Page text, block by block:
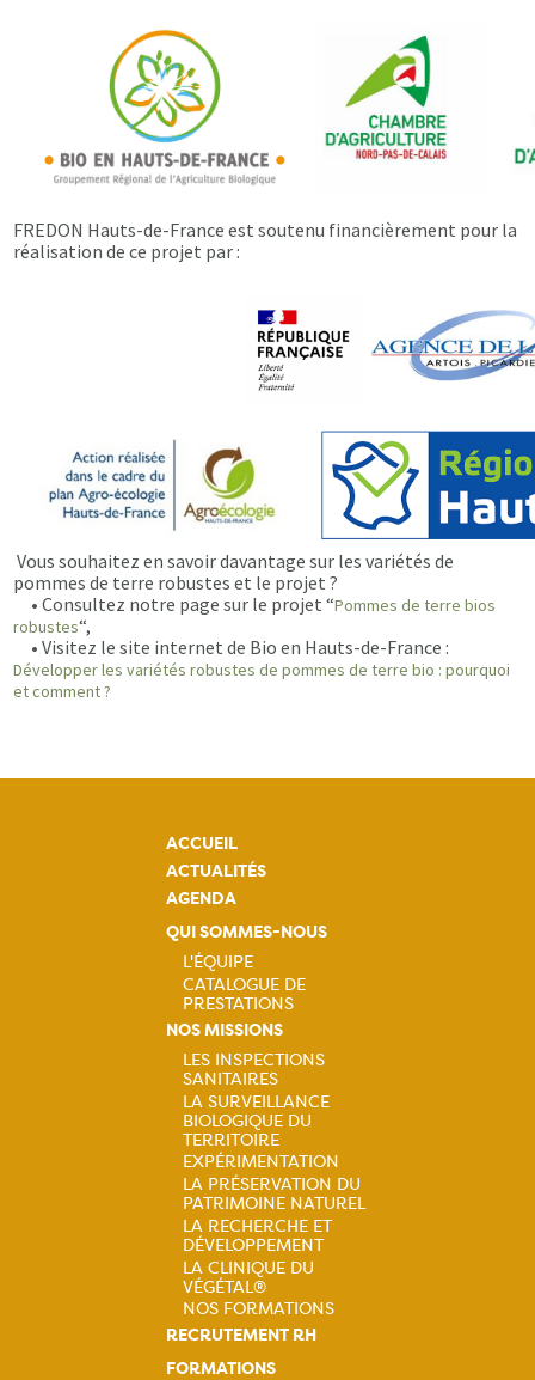
FREDON Hauts-de-France est soutenu financièrement pour la
réalisation de ce projet par :
Vous souhaitez en savoir davantage sur les variétés de
pommes de terre robustes et le projet ?
• Consultez notre page sur le projet “Pommes de terre bios
robustes“,
• Visitez le site internet de Bio en Hauts-de-France :
Développer les variétés robustes de pommes de terre bio : pourquoi
et comment ?
ACCUEIL
ACTUALITÉS
AGENDA
QUI SOMMES-NOUS
Navigation
principale
L'ÉQUIPE
CATALOGUE DE
PRESTATIONS
NOS MISSIONS
Navigation
principale
LES INSPECTIONS
SANITAIRES
LA SURVEILLANCE
BIOLOGIQUE DU
TERRITOIRE
EXPÉRIMENTATION
LA PRÉSERVATION DU
PATRIMOINE NATUREL
LA RECHERCHE ET
DÉVELOPPEMENT
LA CLINIQUE DU
VÉGÉTAL®
NOS FORMATIONS
RECRUTEMENT RH
FORMATIONS